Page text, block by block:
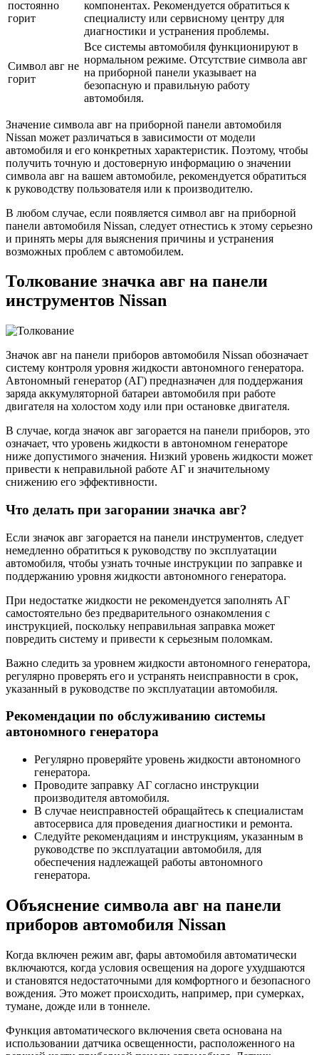
постоянно
горит
компонентах. Рекомендуется обратиться к
специалисту или сервисному центру для
диагностики и устранения проблемы.
Символ авг не
горит
Все системы автомобиля функционируют в
нормальном режиме. Отсутствие символа авг
на приборной панели указывает на
безопасную и правильную работу
автомобиля.
Значение символа авг на приборной панели автомобиля
Nissan может различаться в зависимости от модели
автомобиля и его конкретных характеристик. Поэтому, чтобы
получить точную и достоверную информацию о значении
символа авг на вашем автомобиле, рекомендуется обратиться
к руководству пользователя или к производителю.
В любом случае, если появляется символ авг на приборной
панели автомобиля Nissan, следует отнестись к этому серьезно
и принять меры для выяснения причины и устранения
возможных проблем с автомобилем.
Толкование значка авг на панели
инструментов Nissan
Значок авг на панели приборов автомобиля Nissan обозначает
систему контроля уровня жидкости автономного генератора.
Автономный генератор (АГ) предназначен для поддержания
заряда аккумуляторной батареи автомобиля при работе
двигателя на холостом ходу или при остановке двигателя.
В случае, когда значок авг загорается на панели приборов, это
означает, что уровень жидкости в автономном генераторе
ниже допустимого значения. Низкий уровень жидкости может
привести к неправильной работе АГ и значительному
снижению его эффективности.
Что делать при загорании значка авг?
Если значок авг загорается на панели инструментов, следует
немедленно обратиться к руководству по эксплуатации
автомобиля, чтобы узнать точные инструкции по заправке и
поддержанию уровня жидкости автономного генератора.
При недостатке жидкости не рекомендуется заполнять АГ
самостоятельно без предварительного ознакомления с
инструкцией, поскольку неправильная заправка может
повредить систему и привести к серьезным поломкам.
Важно следить за уровнем жидкости автономного генератора,
регулярно проверять его и устранять неисправности в срок,
указанный в руководстве по эксплуатации автомобиля.
Рекомендации по обслуживанию системы
автономного генератора
Регулярно проверяйте уровень жидкости автономного
генератора.
Проводите заправку АГ согласно инструкции
производителя автомобиля.
В случае неисправностей обращайтесь к специалистам
автосервиса для проведения диагностики и ремонта.
Следуйте рекомендациям и инструкциям, указанным в
руководстве по эксплуатации автомобиля, для
обеспечения надлежащей работы автономного
генератора.
Объяснение символа авг на панели
приборов автомобиля Nissan
Когда включен режим авг, фары автомобиля автоматически
включаются, когда условия освещения на дороге ухудшаются
и становятся недостаточными для комфортного и безопасного
вождения. Это может происходить, например, при сумерках,
тумане, дожде или в тоннеле.
Функция автоматического включения света основана на
использовании датчика освещенности, расположенного на